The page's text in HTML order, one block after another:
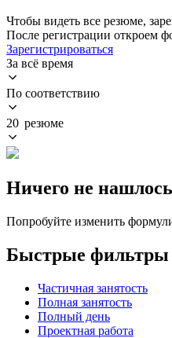
Чтобы видеть все резюме,
После регистрации откроем
Зарегистрироваться
За всё время
По соответствию
20 резюме
Ничего не нашлось
Попробуйте изменить
Быстрые фильтры
Частичная занятость
Полная занятость
Полный день
Проектная работа